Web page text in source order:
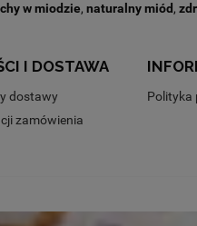
w miodzie, naturalny miód ,
I DOSTAWA
dostawy
zamówienia
Polityka